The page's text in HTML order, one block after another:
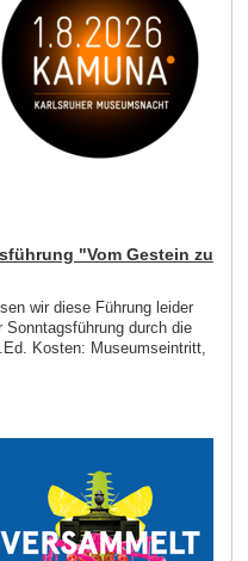
"Vom Gestein zu
wir diese Führung leider
durch die
Kosten: Museumseintritt,